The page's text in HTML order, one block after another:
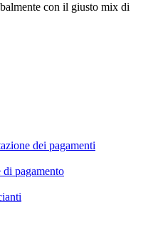
con il giusto mix di
dei pagamenti
pagamento